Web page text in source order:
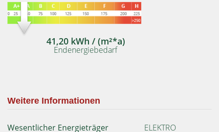
41,20 kWh / (m²*a)
Endenergiebedarf
Weitere Informationen
Wesentlicher Energieträger ELEKTRO